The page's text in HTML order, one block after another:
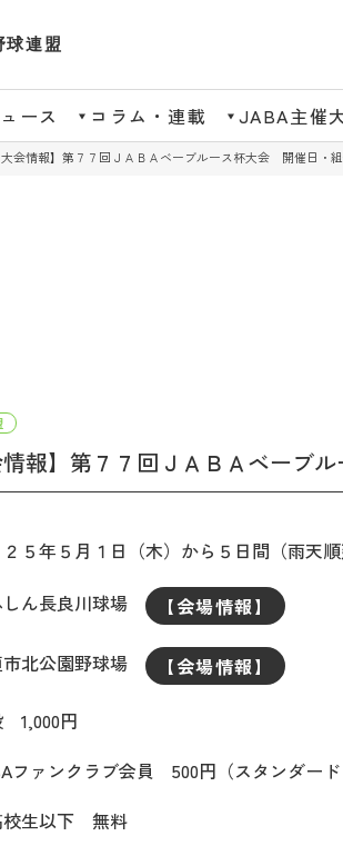
球連盟
ース コラム・連載 JABA主催
大会情報】第７７回ＪＡＢＡベーブルース杯大会 開催日・
情報】第７７回ＪＡＢＡベー
５月１日（木）から５日間（雨天順
長良川球場
【会場情報】
野球場 【会場情報】
円
会員 500円（スタンダード・
無料